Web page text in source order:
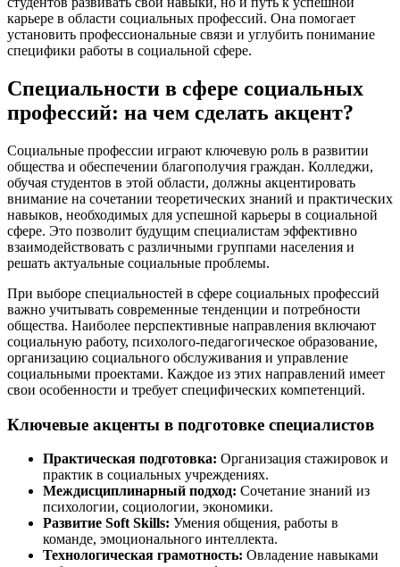
карьере в области социальных профессий. Она помогает
установить профессиональные связи и углубить понимание
специфики работы в социальной сфере.
Специальности в сфере социальных
профессий: на чем сделать акцент?
Социальные профессии играют ключевую роль в развитии
общества и обеспечении благополучия граждан. Колледжи,
обучая студентов в этой области, должны акцентировать
внимание на сочетании теоретических знаний и практических
навыков, необходимых для успешной карьеры в социальной
сфере. Это позволит будущим специалистам эффективно
взаимодействовать с различными группами населения и
решать актуальные социальные проблемы.
При выборе специальностей в сфере социальных профессий
важно учитывать современные тенденции и потребности
общества. Наиболее перспективные направления включают
социальную работу, психолого-педагогическое образование,
организацию социального обслуживания и управление
социальными проектами. Каждое из этих направлений имеет
свои особенности и требует специфических компетенций.
Ключевые акценты в подготовке специалистов
Практическая подготовка: Организация стажировок и
практик в социальных учреждениях.
Междисциплинарный подход: Сочетание знаний из
психологии, социологии, экономики.
Развитие Soft Skills: Умения общения, работы в
команде, эмоционального интеллекта.
Технологическая грамотность: Овладение навыками